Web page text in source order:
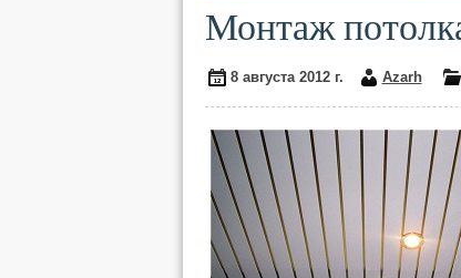
Монтаж
8 августа 2012 г. Azarh